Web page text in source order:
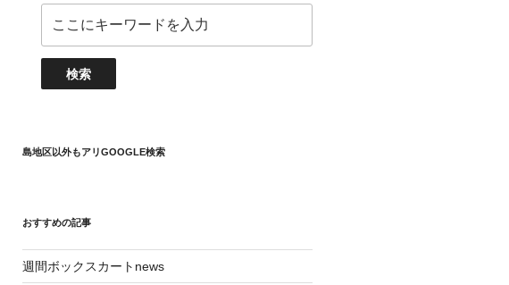
島地区以外もアリGOOGLE検索
おすすめの記事
週間ボックスカートnews